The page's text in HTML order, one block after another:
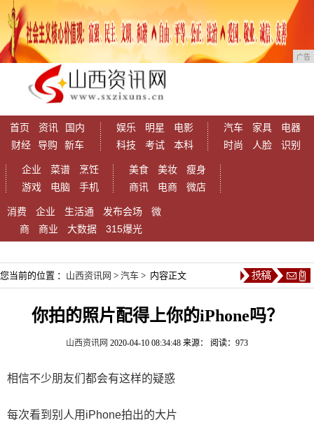
广告
首页 资讯
国内
财经
导购 新车
娱乐 明星
电影
科技
考试 本科
汽车 家具
电器
时尚
人脸 识别
企业 菜谱
烹饪
游戏
电脑 手机
美食 美妆
瘦身
商讯
电商 微店
消费 企业 生活通 发布会场
微
商
商业 大数据 315爆光
您当前的位置 ： 山西资讯网 > 汽车 > 内容正文
你拍的照片配得上你的iPhone吗？
山西资讯网 2020-04-10 08:34:48 来源： 阅读：973
相信不少朋友们都会有这样的疑惑
每次看到别人用iPhone拍出的大片